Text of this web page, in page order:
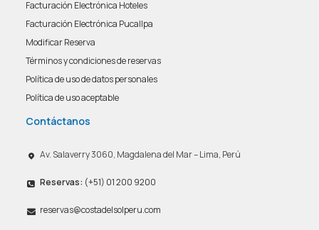
Facturación Electrónica Hoteles
Facturación Electrónica Pucallpa
Modificar Reserva
Términos y condiciones de reservas
Política de uso de datos personales
Política de uso aceptable
Contáctanos
Av. Salaverry 3060, Magdalena del Mar – Lima, Perú
Reservas: (+51) 01 200 9200
reservas@costadelsolperu.com